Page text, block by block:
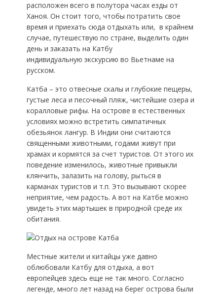
расположен всего в полутора часах езды от
Ханоя. Он стоит того, чтобы потратить свое
время и приехать сюда отдыхать или, в крайнем
случае, путешествую по стране, выделить один
день и заказать на Катбу
индивидуальную экскурсию во Вьетнаме на
русском.
Катба – это отвесные скалы и глубокие пещеры,
густые леса и песочный пляж, чистейшие озера и
коралловые рифы. На острове в естественных
условиях можно встретить симпатичных
обезьянок лангур. В Индии они считаются
священными животными, годами живут при
храмах и кормятся за счет туристов. От этого их
поведение изменилось, животные привыкли
клянчить, залазить на голову, рыться в
карманах туристов и т.п. Это вызывают скорее
неприятие, чем радость. А вот на Катбе можно
увидеть этих мартышек в природной среде их
обитания.
Местные жители и китайцы уже давно
облюбовали Катбу для отдыха, а вот
европейцев здесь еще не так много. Согласно
легенде, много лет назад на берег острова были